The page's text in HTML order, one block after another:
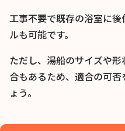
工事不要で既存の浴室に
ルも可能です。
ただし、湯船のサイズや
合もあるため、適合の可
ょう。